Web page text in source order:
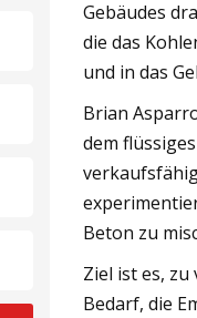
Gebäudes
die das
und in das
Brian
dem
Beton zu
Ziel ist es,
Bedarf, die